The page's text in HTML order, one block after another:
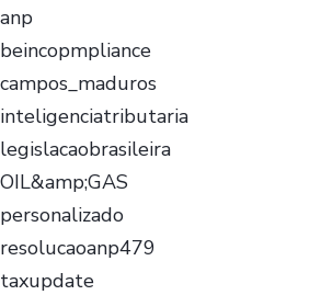
anp
beincopmpliance
campos_maduros
inteligenciatributaria
legislacaobrasileira
OIL&amp;GAS
personalizado
resolucaoanp479
taxupdate